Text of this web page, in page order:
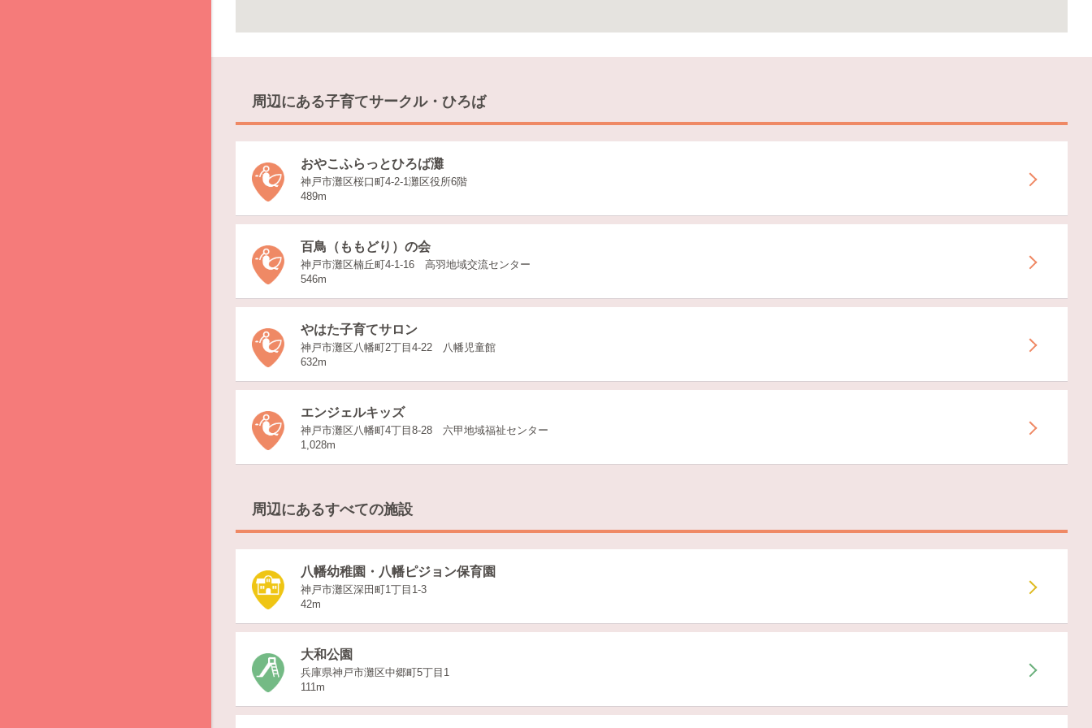
周辺にある子育てサークル・ひろば
おやこふらっとひろば灘
神戸市灘区桜口町4-2-1灘区役所6階
489m
百鳥（ももどり）の会
神戸市灘区楠丘町4-1-16 高羽地域交流センター
546m
やはた子育てサロン
神戸市灘区八幡町2丁目4-22 八幡児童館
632m
エンジェルキッズ
神戸市灘区八幡町4丁目8-28 六甲地域福祉センター
1,028m
周辺にあるすべての施設
八幡幼稚園・八幡ピジョン保育園
神戸市灘区深田町1丁目1-3
42m
大和公園
兵庫県神戸市灘区中郷町5丁目1
111m